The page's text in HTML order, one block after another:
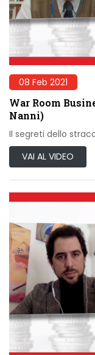
08 Feb 2021
War Room
Nanni)
Il segreti dello
VAI AL VIDEO